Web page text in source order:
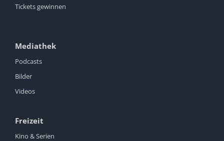
Tickets gewinnen
Mediathek
Podcasts
Bilder
Videos
Freizeit
Kino & Serien